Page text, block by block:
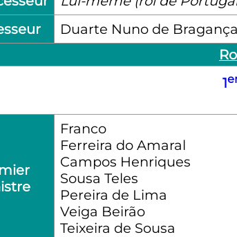
Duarte Nuno de
1
Franco
Ferreira do Amaral
Campos Henriques
Sousa Teles
Pereira de Lima
Veiga Beirão
Teixeira de Sousa